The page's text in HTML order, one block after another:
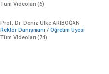
Tüm Videoları (6)
Prof. Dr. Deniz Ülke ARIBOĞAN
Rektör Danışmanı / Öğretim Üyesi
Tüm Videoları (74)